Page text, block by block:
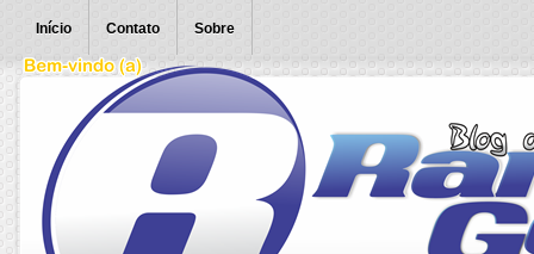
Início Contato Sobre